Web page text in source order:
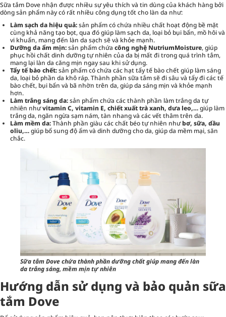
Sữa tắm Dove nhận được nhiều sự yêu thích và tin dùng của khách hàng bởi
dòng sản phẩm này có rất nhiều công dụng tốt cho làn da như:
Làm sạch da hiệu quả:sản phẩm có chứa nhiều chất hoạt động bề mặt
cùng khả năng tạo bọt, qua đó giúp làm sạch da, loại bỏ bụi bẩn, mồ hôi và
vi khuẩn, mang đến làn da sạch sẽ và khỏe mạnh.
Dưỡng da ẩm mịn:sản phẩm chứa công nghệ NutriumMoisture, giúp
phục hồi chất dinh dưỡng tự nhiên của da bị mất đi trong quá trình tắm,
mang lại làn da căng mịn ngay sau khi sử dụng.
Tẩy tế bào chết:sản phẩm có chứa các hạt tẩy tế bào chết giúp làm sáng
da, loại bỏ phần da khô ráp. Thành phần sữa tắm sẽ đi sâu và tẩy đi các tế
bào chết, bụi bẩn và bã nhờn trên da, giúp da sáng mịn và khỏe mạnh
hơn.
Làm trắng sáng da:sản phẩm chứa các thành phần làm trắng da tự
nhiên nhưvitamin C, vitamin E, chiết xuất trà xanh, dưa leo,…giúp làm
trắng da, ngăn ngừa sạm nám, tàn nhang và các vết thâm trên da.
Làm mềm da:Thành phần giàu các chất béo tự nhiên nhưbơ, sữa, dầu
oliu,…giúp bổ sung độ ẩm và dinh dưỡng cho da, giúp da mềm mại, săn
chắc.
Sữa tắm Dove chứa thành phần dưỡng chất giúp mang đến làn
da trắng sáng, mềm mịn tự nhiên
Hướng dẫn sử dụng và bảo quản sữa
tắm Dove